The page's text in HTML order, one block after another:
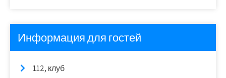
Информация для гостей
112, клуб